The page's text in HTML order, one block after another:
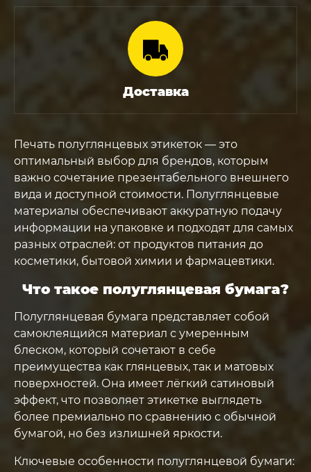
Доставка
Печать полуглянцевых этикеток — это
оптимальный выбор для брендов, которым
важно сочетание презентабельного внешнего
вида и доступной стоимости. Полуглянцевые
материалы обеспечивают аккуратную подачу
информации на упаковке и подходят для самых
разных отраслей: от продуктов питания до
косметики, бытовой химии и фармацевтики.
Что такое полуглянцевая бумага?
Полуглянцевая бумага представляет собой
самоклеящийся материал с умеренным
блеском, который сочетают в себе
преимущества как глянцевых, так и матовых
поверхностей. Она имеет лёгкий сатиновый
эффект, что позволяет этикетке выглядеть
более премиально по сравнению с обычной
бумагой, но без излишней яркости.
Ключевые особенности полуглянцевой бумаги: